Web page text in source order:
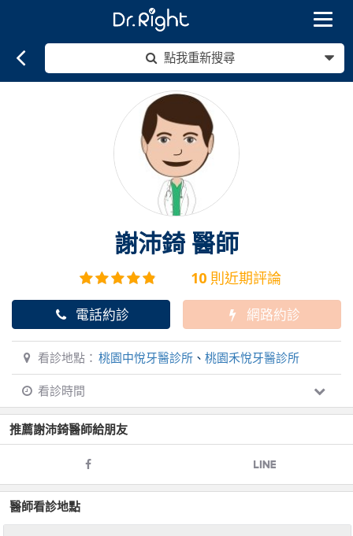
Toggle
點我重新搜尋
謝沛錡 醫師
10則近期評論
電話約診 網路約診
看診地點： 桃園中悅牙醫診所 、 桃園禾悅牙醫診所
看診時間
推薦謝沛錡醫師給朋友
醫師看診地點